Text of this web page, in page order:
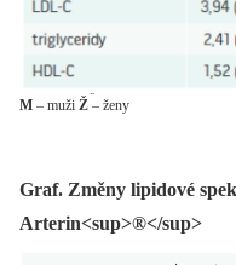
M – muži Ž – ženy
Graf. Změny lipidové
Arterin<sup>®</sup>